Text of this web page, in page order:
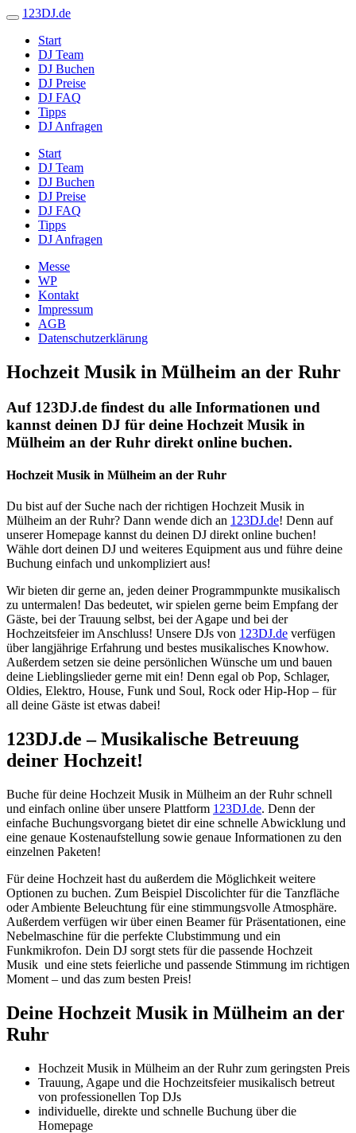
123DJ.de
Start
DJ Team
DJ Buchen
DJ Preise
DJ FAQ
Tipps
DJ Anfragen
Start
DJ Team
DJ Buchen
DJ Preise
DJ FAQ
Tipps
DJ Anfragen
Messe
WP
Kontakt
Impressum
AGB
Datenschutzerklärung
Hochzeit Musik in Mülheim an der Ruhr
Auf 123DJ.de findest du alle Informationen und
kannst deinen DJ für deine Hochzeit Musik in
Mülheim an der Ruhr direkt online buchen.
Hochzeit Musik in Mülheim an der Ruhr
Du bist auf der Suche nach der richtigen Hochzeit Musik in
Mülheim an der Ruhr? Dann wende dich an 123DJ.de! Denn auf
unserer Homepage kannst du deinen DJ direkt online buchen!
Wähle dort deinen DJ und weiteres Equipment aus und führe deine
Buchung einfach und unkompliziert aus!
Wir bieten dir gerne an, jeden deiner Programmpunkte musikalisch
zu untermalen! Das bedeutet, wir spielen gerne beim Empfang der
Gäste, bei der Trauung selbst, bei der Agape und bei der
Hochzeitsfeier im Anschluss! Unsere DJs von 123DJ.de verfügen
über langjährige Erfahrung und bestes musikalisches Knowhow.
Außerdem setzen sie deine persönlichen Wünsche um und bauen
deine Lieblingslieder gerne mit ein! Denn egal ob Pop, Schlager,
Oldies, Elektro, House, Funk und Soul, Rock oder Hip-Hop – für
all deine Gäste ist etwas dabei!
123DJ.de – Musikalische Betreuung
deiner Hochzeit!
Buche für deine Hochzeit Musik in Mülheim an der Ruhr schnell
und einfach online über unsere Plattform 123DJ.de. Denn der
einfache Buchungsvorgang bietet dir eine schnelle Abwicklung und
eine genaue Kostenaufstellung sowie genaue Informationen zu den
einzelnen Paketen!
Für deine Hochzeit hast du außerdem die Möglichkeit weitere
Optionen zu buchen. Zum Beispiel Discolichter für die Tanzfläche
oder Ambiente Beleuchtung für eine stimmungsvolle Atmosphäre.
Außerdem verfügen wir über einen Beamer für Präsentationen, eine
Nebelmaschine für die perfekte Clubstimmung und ein
Funkmikrofon. Dein DJ sorgt stets für die passende Hochzeit
Musik und eine stets feierliche und passende Stimmung im richtigen
Moment – und das zum besten Preis!
Deine Hochzeit Musik in Mülheim an der
Ruhr
Hochzeit Musik in Mülheim an der Ruhr zum geringsten Preis
Trauung, Agape und die Hochzeitsfeier musikalisch betreut
von professionellen Top DJs
individuelle, direkte und schnelle Buchung über die
Homepage